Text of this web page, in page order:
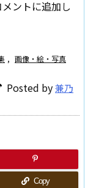
ントに追加し
, 画像・絵・写真
Posted by兼乃
Copy